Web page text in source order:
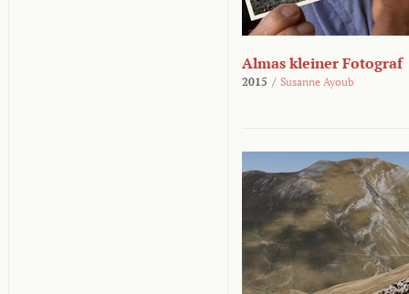
Almas kleiner Fotograf
2015 / Susanne Ayoub